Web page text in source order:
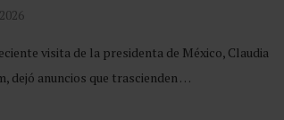
visita de la presidenta de México, Claudia
dejó anuncios que trascienden …